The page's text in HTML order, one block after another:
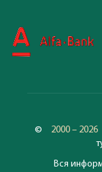
© 2000 – 2026
Вся